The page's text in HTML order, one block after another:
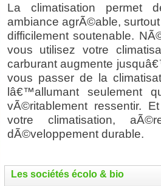
La climatisation permet
ambiance agrÃ©able,
difficilement soutenable.
vous utilisez votre
carburant augmente
vous passer de la
lâ€™allumant seulement
vÃ©ritablement ressentir.
votre climatisation,
dÃ©veloppement durable.
Les sociétés écolo & bio